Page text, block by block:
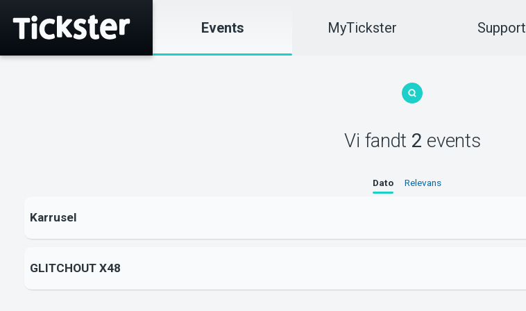
Events MyTickster Support
Vi fandt 2 events
Dato Relevans
Karrusel
GLITCHOUT X48